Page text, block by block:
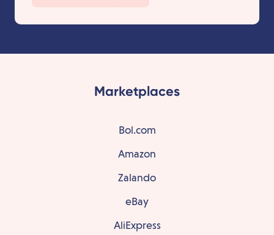
Marketplaces
Bol.com
Amazon
Zalando
eBay
AliExpress